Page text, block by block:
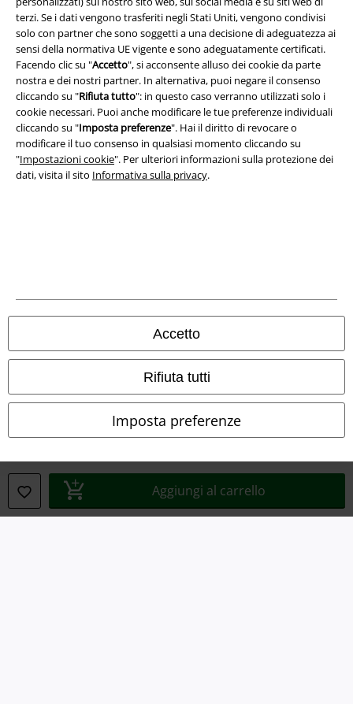
terzi. Se i dati vengono trasferiti negli Stati Uniti, vengono condivisi
solo con partner che sono soggetti a una decisione di adeguatezza ai
sensi della normativa UE vigente e sono adeguatamente certificati.
Facendo clic su "Accetto", si acconsente alluso dei cookie da parte
nostra e dei nostri partner. In alternativa, puoi negare il consenso
cliccando su "Rifiuta tutto": in questo caso verranno utilizzati solo i
cookie necessari. Puoi anche modificare le tue preferenze individuali
cliccando su "Imposta preferenze". Hai il diritto di revocare o
modificare il tuo consenso in qualsiasi momento cliccando su
"Impostazioni cookie". Per ulteriori informazioni sulla protezione dei
dati, visita il sito Informativa sulla privacy.
Accetto
Rifiuta tutti
Imposta preferenze
Aggiungi al carrello
Legge sulla Privacy
Smaltimento rifiuti e protezione dell’ambiente
Dichiarazione di Conformità
Informazioni sull'accessibilità
Esercita Recesso
I prezzi sono IVA compresa. Spese ditrasporto escluse